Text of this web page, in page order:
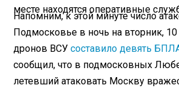
месте находятся оперативные
Напомним, к этой минуте число
Подмосковье в ночь на вторник, 10
дронов ВСУсоставило девять
сообщил, что в подмосковных
летевший атаковать Москву